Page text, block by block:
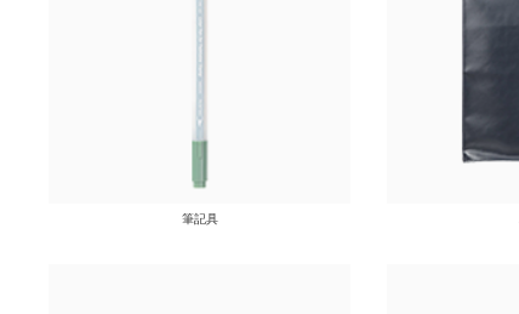
筆記具